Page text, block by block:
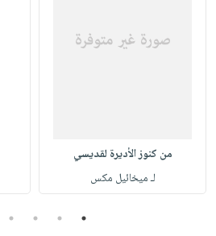
صابون
فيديوهات
من كنوز الأديرة لقديسي
لـ ميخائيل مكس
1
2
3
4